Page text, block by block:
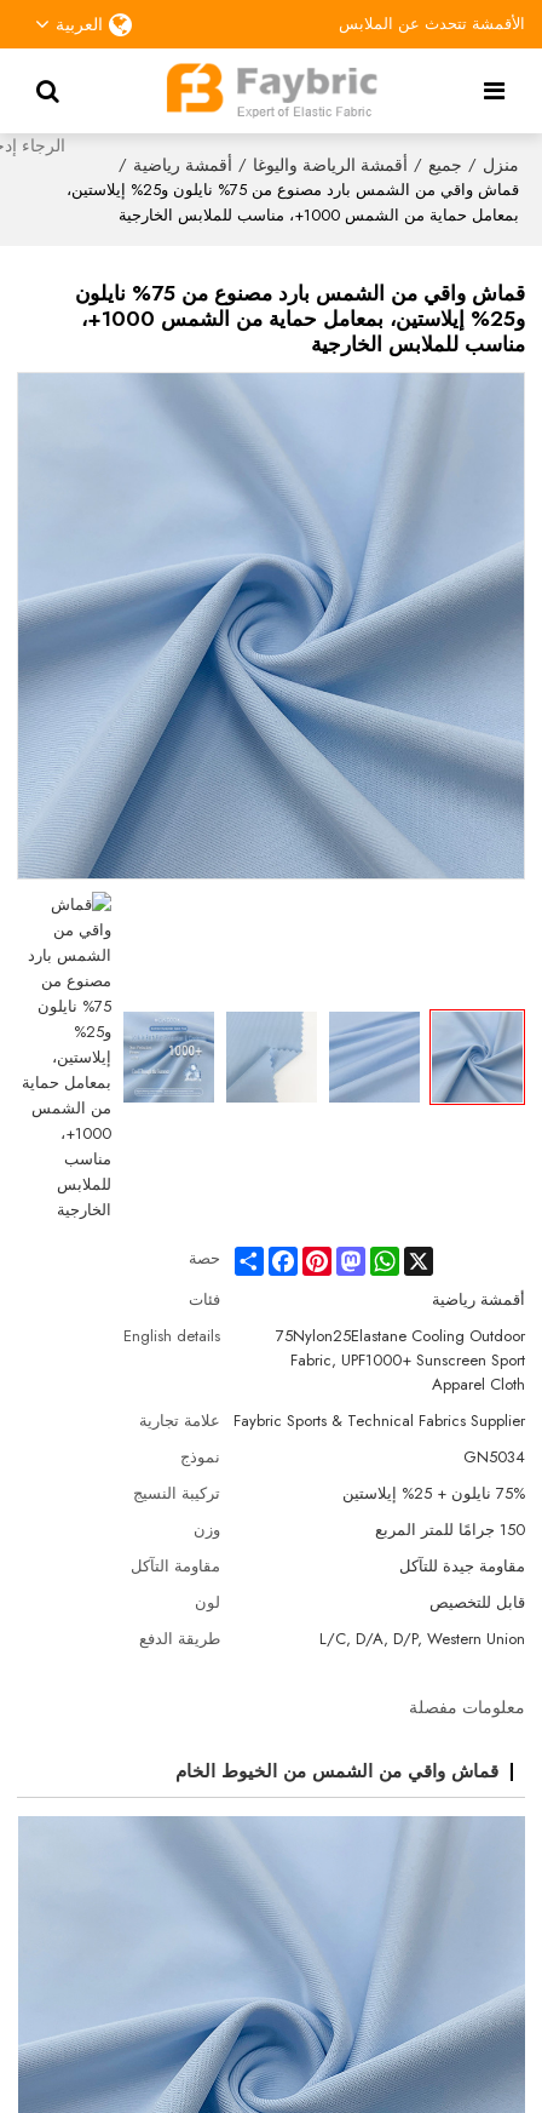
الأقمشة تتحدث عن الملابس العربية
منزل / جميع / أقمشة الرياضة واليوغا / أقمشة رياضية /
قماش واقي من الشمس بارد مصنوع من 75% نايلون و25% إيلاستين،
بمعامل حماية من الشمس 1000+، مناسب للملابس الخارجية
قماش واقي من الشمس بارد مصنوع من 75% نايلون
و25% إيلاستين، بمعامل حماية من الشمس 1000+،
مناسب للملابس الخارجية
حصة Share
FacebookPinterestMastodon
WhatsApp
X
فئات
أقمشة رياضية
English details
75Nylon25Elastane Cooling Outdoor
Fabric, UPF1000+ Sunscreen Sport
Apparel Cloth
علامة تجارية
Faybric Sports & Technical Fabrics Supplier
نموذج
GN5034
تركيبة النسيج
75% نايلون + 25% إيلاستين
وزن
150 جرامًا للمتر المربع
مقاومة التآكل
مقاومة جيدة للتآكل
لون
قابل للتخصيص
طريقة الدفع
L/C, D/A, D/P, Western Union
معلومات مفصلة
قماش واقي من الشمس من الخيوط الخام